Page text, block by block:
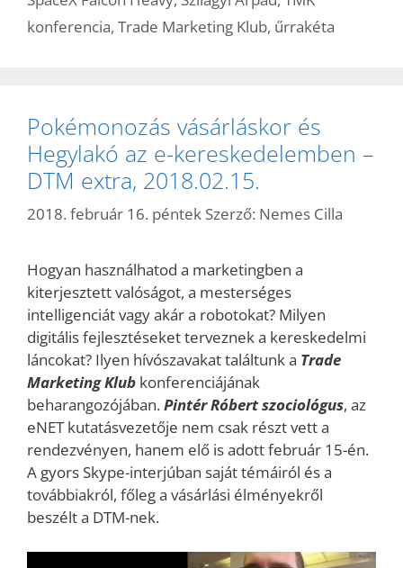
konferencia, Trade Marketing Klub, űrrakéta
Pokémonozás vásárláskor és
Hegylakó az e-kereskedelemben –
DTM extra, 2018.02.15.
2018. február 16. péntek Szerző: Nemes Cilla
Hogyan használhatod a marketingben a
kiterjesztett valóságot, a mesterséges
intelligenciát vagy akár a robotokat? Milyen
digitális fejlesztéseket terveznek a kereskedelmi
láncokat? Ilyen hívószavakat találtunk a Trade
Marketing Klub konferenciájának
beharangozójában.Pintér Róbert szociológus, az
eNET kutatásvezetője nem csak részt vett a
rendezvényen, hanem elő is adott február 15-én.
A gyors Skype-interjúban saját témáiról és a
továbbiakról, főleg a vásárlási élményekről
beszélt a DTM-nek.